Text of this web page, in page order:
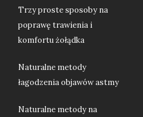
Trzy proste sposoby na
poprawę trawienia i
komfortu żołądka
Naturalne metody
łagodzenia objawów astmy
Naturalne metody na